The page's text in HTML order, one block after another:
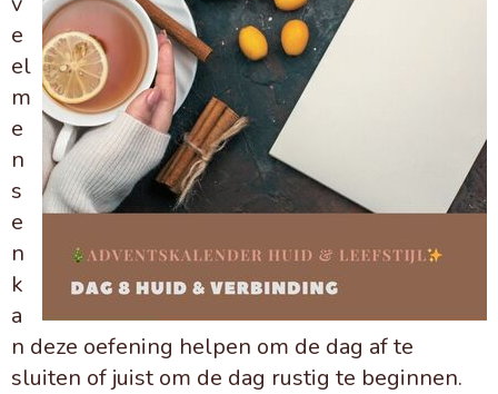
e
el
m
e
n
s
e
n
k
a
n deze oefening helpen om de dag af te
sluiten of juist om de dag rustig te beginnen.